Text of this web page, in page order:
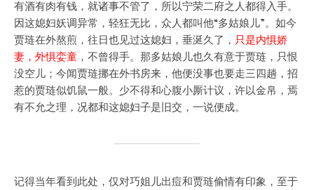
有酒有肉有钱，就诸事不管了，所以宁荣二府之人都得入手。
因这媳妇妖调异常，轻狂无比，众人都叫他“多姑娘儿”。如今
贾琏在外熬煎，往日也见过这媳妇，垂涎久了， 只是内惧娇
妻，外惧娈童 ，不曾得手。那多姑娘儿也久有意于贾琏，只恨
没空儿；今闻贾琏挪在外书房来，他便没事也要走三四趟，招
惹的贾琏似饥鼠一般。少不得和心腹小厮计议，许以金帛，焉
有不允之理，况都和这媳妇子是旧交，一说便成。
记得当年看到此处，仅对巧姐儿出痘和贾琏偷情有印象，至于